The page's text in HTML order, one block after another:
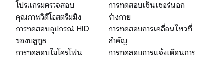
โปรแกรมตรวจสอบ
คุณภาพวิดีโอสตรีมมิง
การทดสอบอุปกรณ์ HID
ของบลูทูธ
การทดสอบไมโครโฟน
การทดสอบเซ็นเซอร์นอก
ร่างกาย
การทดสอบการเคลื่อนไหวที่
สำคัญ
การทดสอบการแจ้งเตือนการ